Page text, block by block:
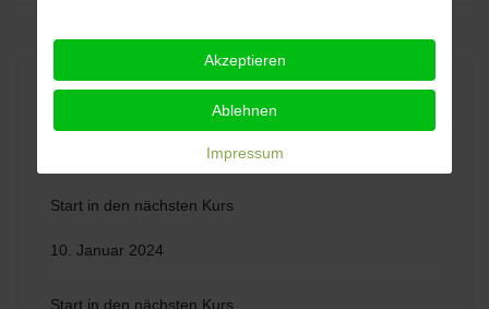
Neuste Beiträge
Start in den nächsten Kurs
10. Januar 2024
Start in den nächsten Kurs
Akzeptieren
Ablehnen
Impressum